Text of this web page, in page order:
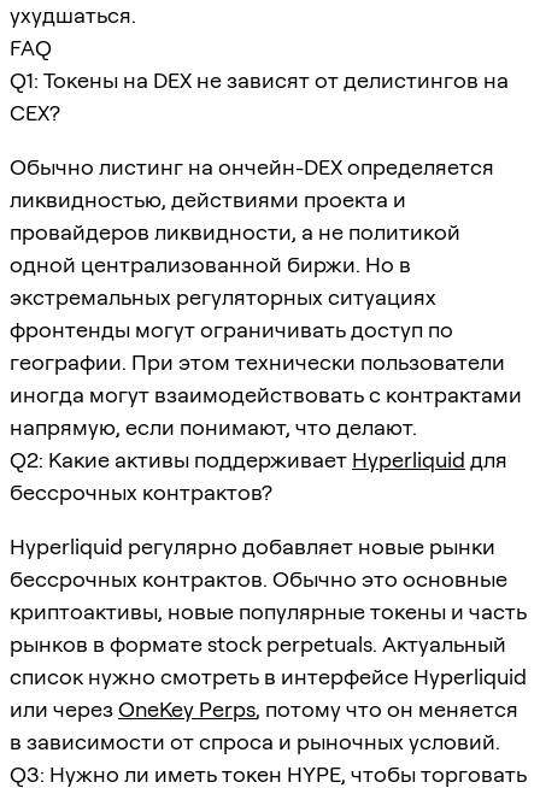
ухудшаться.
FAQ
Q1: Токены на DEX не зависят от делистингов на
CEX?
Обычно листинг на ончейн-DEX определяется
ликвидностью, действиями проекта и
провайдеров ликвидности, а не политикой
одной централизованной биржи. Но в
экстремальных регуляторных ситуациях
фронтенды могут ограничивать доступ по
географии. При этом технически пользователи
иногда могут взаимодействовать с контрактами
напрямую, если понимают, что делают.
Q2: Какие активы поддерживает Hyperliquid для
бессрочных контрактов?
Hyperliquid регулярно добавляет новые рынки
бессрочных контрактов. Обычно это основные
криптоактивы, новые популярные токены и часть
рынков в формате stock perpetuals. Актуальный
список нужно смотреть в интерфейсе Hyperliquid
или черезOneKey Perps, потому что он меняется
в зависимости от спроса и рыночных условий.
Q3: Нужно ли иметь токен HYPE, чтобы торговать